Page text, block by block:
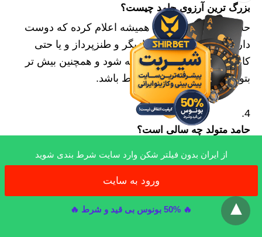
بزرگ ترین آرزوی حامد چیست؟
حامد در مصاحبه هایش همیشه اعلام کرده که دوست
دارد روزی به عنوان یک بازیگر و طنزپرداز و یا حتی
کارگردان کارهای طنز شناخته شود و همچنین بیش تر
بتواند با طرفدارانش در ارتباط باشد.
حامد متولد چه سالی است؟
حامد تبریزی متولد 30 تیر سال 1372 است.
khodabamast
دارای مدرک مهندسی نرم افزار از دانشگاه شریف هستم. از
از ایران بدون فیلتر شکن وارد سایت شرط بندی شوید
ورود به سایت
🔥 50% بونوس بی قید و شرط 🔥